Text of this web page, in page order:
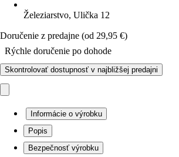
Železiarstvo, Ulička 12
Doručenie z predajne (od 29,95 €)
Rýchle doručenie po dohode
Skontrolovať dostupnosť v najbližšej predajni
Informácie o výrobku
Popis
Bezpečnosť výrobku